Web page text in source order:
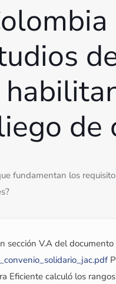
de
fundamentan los
sección V.A del
Eficiente calculó los